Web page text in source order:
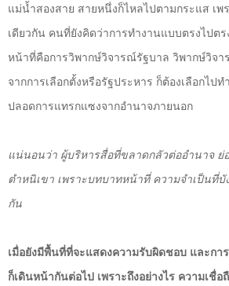
แม่น้ำสองสาย สายหนึ่งก็ไหลไปตามกระแส เพ
เดียวกัน คนที่ยังคิดว่าการทำงานแบบตรงไปต
หน้าที่คือการวิพากษ์วิจารณ์รัฐบาล วิพากษ์วิจา
จากการเลือกตั้งหรือรัฐประหาร ก็ต้องเลือกไป
ปลอดการแทรกแซงจากอำนาจภายนอก
แน่นอนว่า ผู้บริหารสื่อที่ขลาดกลัวต่ออำนาจ ย่
ตำหนิเขา เพราะบทบาทหน้าที่ ความจำเป็นที่
กัน
เมื่อยังมีพื้นที่ที่จะแสดงความรับผิดชอบ และกา
ก็เดินหน้ากันต่อไป เพราะถึงอย่างไร ความเชื่